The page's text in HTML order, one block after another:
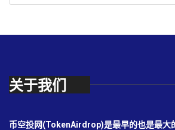
关于我们
币空投网(TokenAirdrop)是最早的也是最大